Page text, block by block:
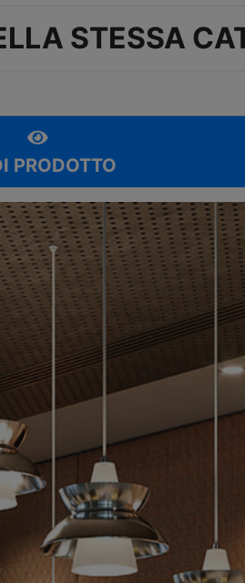
STESSA
PRODOTTO